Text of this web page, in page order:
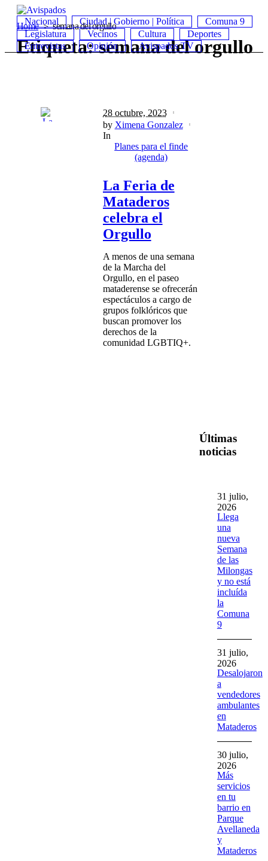
Nacional Ciudad | Gobierno | Política
Comuna 9
Legislatura
Vecinos Cultura
Deportes
Entrevistas
Opinión Avispados TV
Home semana del orgullo
Etiqueta:semana del orgullo
28 octubre, 2023
by Ximena Gonzalez
In
Planes para el finde
(agenda)
La Feria de
Mataderos
celebra el
Orgullo
A menos de una semana
de la Marcha del
Orgullo, en el paseo
mataderense se ofrecerán
espectáculos a cargo de
grupos folklóricos que
buscan promover los
derechos de la
comunidad LGBTIQ+.
Últimas
noticias
Llega
una
nueva
Semana
de las
Milongas
y no está
incluída
la
Comuna
9
31 julio,
2026
Desalojaron
a
vendedores
ambulantes
en
Mataderos
31 julio,
2026
Más
servicios
en tu
barrio en
Parque
Avellaneda
y
Mataderos
30 julio,
2026